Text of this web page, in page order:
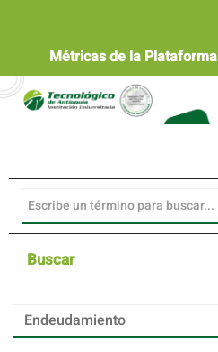
Contenido
principal
Barra
lateral
Métricas de la Plataforma
Buscar
Buscar
artículos